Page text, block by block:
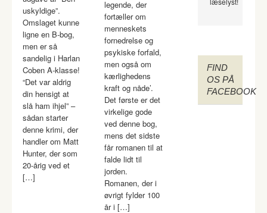
uskyldige”.
Omslaget kunne
ligne en B-bog,
men er så
sandelig i Harlan
Coben A-klasse!
“Det var aldrig
din hensigt at
slå ham ihjel” –
sådan starter
denne krimi, der
handler om Matt
Hunter, der som
20-årig ved et
[…]
legende, der
fortæller om
menneskets
fornedrelse og
psykiske forfald,
men også om
kærlighedens
kraft og nåde’.
Det første er det
virkelige gode
ved denne bog,
mens det sidste
får romanen til at
falde lidt til
jorden.
Romanen, der i
øvrigt fylder 100
år i […]
FIND
OS PÅ
FACEBOOK